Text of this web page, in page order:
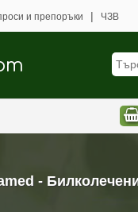
-
и препоръки | ЧЗВ